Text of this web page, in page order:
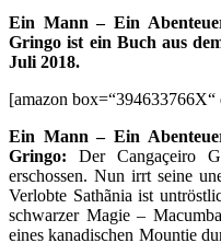
Ein Mann – Ein
Gringo ist ein Buch aus
Juli 2018.
[amazon box=“394633766X“
Ein Mann – Ein
Gringo: Der Cangaçeiro
erschossen. Nun irrt seine
Verlobte Sathãnia ist
schwarzer Magie –
eines kanadischen Mountie